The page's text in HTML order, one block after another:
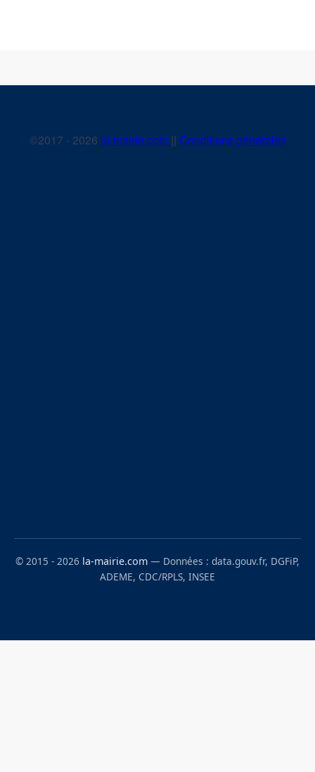
©2017 - 2026 la-mairie.com || Conditions générales
© 2015 - 2026 la-mairie.com — Données : data.gouv.fr, DGFiP,
ADEME, CDC/RPLS, INSEE